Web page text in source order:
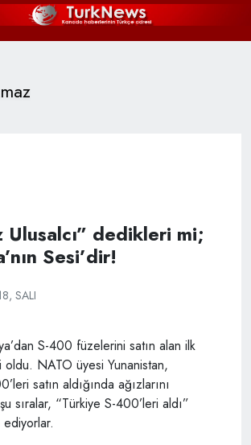
Ulusalcı” dedikleri mi;
Sesi’dir!
SALI
S-400 füzelerini satın alan ilk
oldu. NATO üyesi Yunanistan,
satın aldığında ağızlarını
sıralar, “Türkiye S-400’leri aldı”